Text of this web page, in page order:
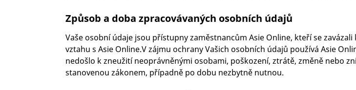
Způsob a doba zpracovávaných osobních údajů
Vaše osobní údaje jsou přístupny zaměstnancům Asie Online, kteří se
vztahu s Asie Online.V zájmu ochrany Vašich osobních údajů používá Asie
nedošlo k zneužití neoprávněnými osobami, poškození, ztrátě, změně nebo
stanovenou zákonem, případně po dobu nezbytně nutnou.